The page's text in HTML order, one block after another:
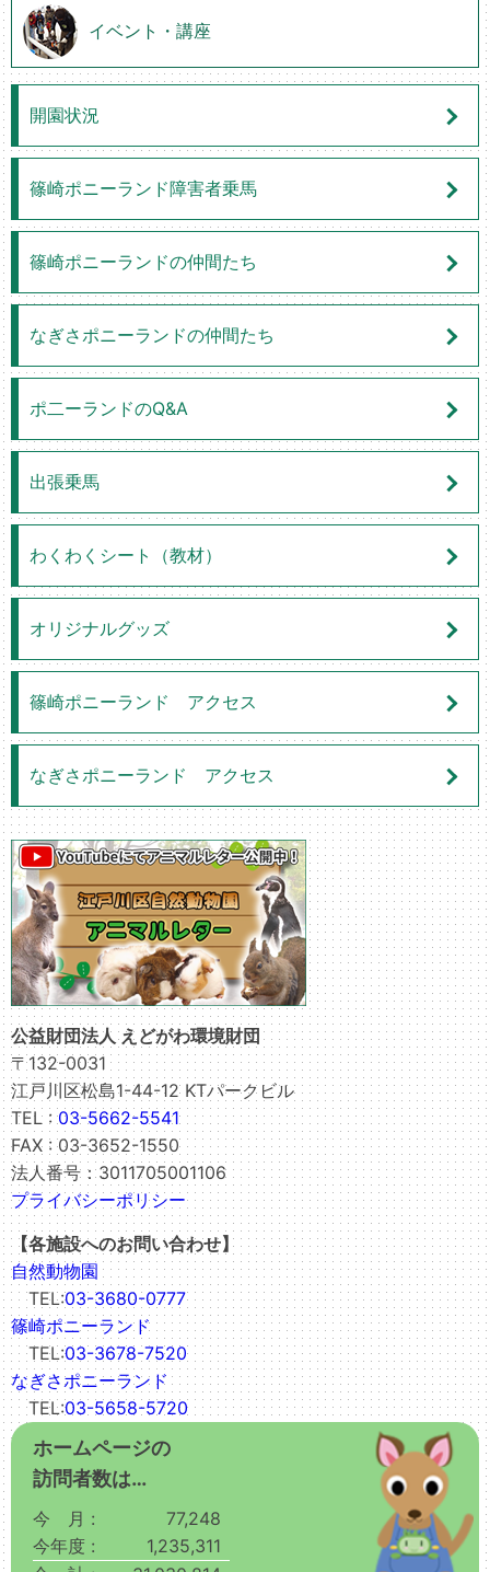
イベント・講座
開園状況
篠崎ポニーランド障害者乗馬
篠崎ポニーランドの仲間たち
なぎさポニーランドの仲間たち
ポ二ーランドのQ&A
出張乗馬
わくわくシート（教材）
オリジナルグッズ
篠崎ポニーランド アクセス
なぎさポニーランド アクセス
公益財団法人 えどがわ環境財団
〒132-0031
江戸川区松島1-44-12 KTパークビル
TEL :03-5662-5541
FAX : 03-3652-1550
法人番号：3011705001106
プライバシーポリシー
【各施設へのお問い合わせ】
自然動物園
TEL:03-3680-0777
篠崎ポニーランド
TEL:03-3678-7520
なぎさポニーランド
TEL:03-5658-5720
ホームページの
訪問者数は…
今 月 :
77,248
今年度 :
1,235,311